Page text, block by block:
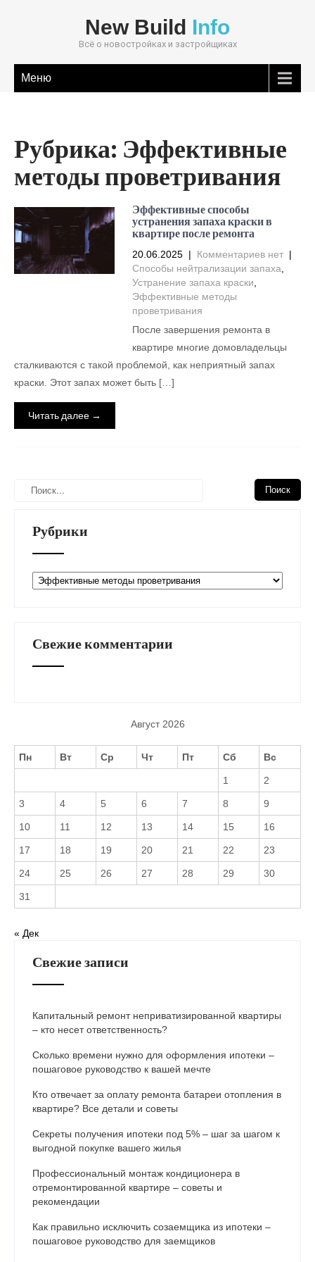
New Build Info
Всё о новостройках и застройщиках
Меню
Рубрика: Эффективные
методы проветривания
Эффективные способы
устранения запаха краски в
квартире после ремонта
20.06.2025 | Комментариев нет |
Способы нейтрализации запаха
Устранение запаха краски
Эффективные методы
проветривания
После завершения ремонта в
квартире многие домовладельцы
сталкиваются с такой проблемой, как неприятный запах
краски. Этот запах может быть […]
Читать далее →
Рубрики
Рубрики
Свежие комментарии
Август 2026
Пн Вт Ср Чт Пт Сб Вс
1 2
3 4 5 6 7 8 9
10 11 12 13 14 15 16
17 18 19 20 21 22 23
24 25 26 27 28 29 30
31
« Дек
Свежие записи
Капитальный ремонт неприватизированной квартиры
– кто несет ответственность?
Сколько времени нужно для оформления ипотеки –
пошаговое руководство к вашей мечте
Кто отвечает за оплату ремонта батареи отопления в
квартире? Все детали и советы
Секреты получения ипотеки под 5% – шаг за шагом к
выгодной покупке вашего жилья
Профессиональный монтаж кондиционера в
отремонтированной квартире – советы и
рекомендации
Как правильно исключить созаемщика из ипотеки –
пошаговое руководство для заемщиков